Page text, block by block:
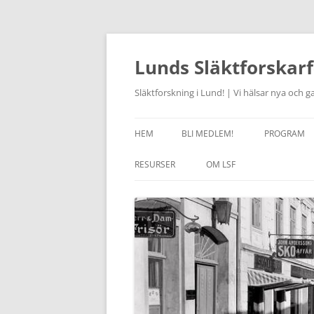
Hoppa
Lunds
Släktforskning i Lund! | Vi hälsar nya och
HEM BLI MEDLEM! PROGRAM
RESURSER
OM SLÄKTFORSKNING
RABATT I RÖTTERBOKHANDELN
ANCESTRY – RABATT
SKÅNES
OM LSF
STYRELSEN 2026
STADGAR
LSF HANTERING AV
PERSONUPPGIFTER